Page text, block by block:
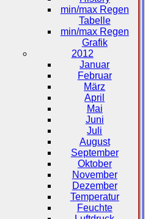
min/max Regen
Tabelle
min/max Regen
Grafik
2012
Januar
Februar
März
April
Mai
Juni
Juli
August
September
Oktober
November
Dezember
Temperatur
Feuchte